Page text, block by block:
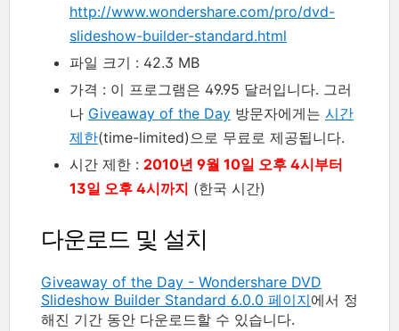
http://www.wondershare.com/pro/dvd-
slideshow-builder-standard.html
파일 크기 : 42.3 MB
가격 : 이 프로그램은 49.95 달러입니다. 그러
나 Giveaway of the Day 방문자에게는 시간
제한(time-limited)으로 무료로 제공됩니다.
시간 제한 : 2010년 9월 10일 오후 4시부터
13일 오후 4시까지 (한국 시간)
다운로드 및 설치
Giveaway of the Day - Wondershare DVD
Slideshow Builder Standard 6.0.0 페이지에서 정
해진 기간 동안 다운로드할 수 있습니다.